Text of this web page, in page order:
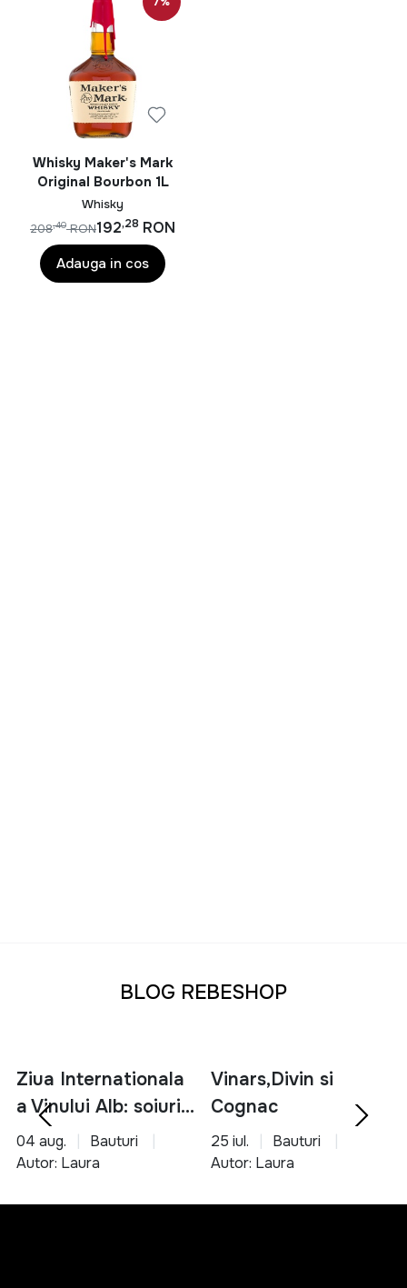
Baileys Irish Cream este băutura perfecta pentru
petrecerile somptuoase, însă poate reprezenta o doza
de răsfăț binemeritat într-o zi de weekend. Mireasma
puternica de cafea învăluită perfect de parfumul intens
de uitat.
Whisky Maker's Mark
Original Bourbon 1L
Whisky
192,28 RON
208,40 RON
Adauga in cos
BLOG REBESHOP
Ziua Internationala
a Vinului Alb: soiuri,
servire si asocieri
culinare
04 aug.
Bauturi
Autor: Laura
Vinars,Divin si
Cognac
25 iul.
Bauturi
Autor: Laura